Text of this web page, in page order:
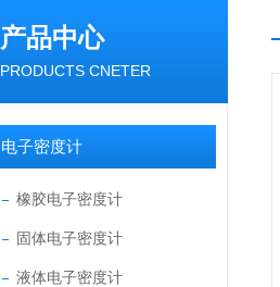
产品中心
PRODUCTS CNETER
电子密度计
橡胶电子密度计
固体电子密度计
液体电子密度计